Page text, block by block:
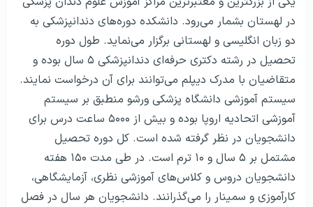
در لهستان بشمار می‌رود. دانشکده دوره‌های دندانپزشکی به
دو زبان انگلیسی و لهستانی برگزار می‌نماید. طول دوره
تحصیل در رشته دکتری حرفه‌ای دندانپزشکی ۵ سال بوده و
متقاضیان با مدرک دیپلم می‌توانند برای آن درخواست نمایند.
سیستم آموزشی دانشگاه پزشکی ورشو منطبق بر سیستم
آموزشی اتحادیه اروپا بوده و بیش از ۵۰۰۰ ساعت درس برای
دانشجویان در نظر گرفته شده است. کل دوره تحصیل
مشتمل بر ۵ سال و ۱۰ ترم است. در طی مدت ۱۵۰ هفته
دانشجویان دروس و کلاس‌های آموزشی نظری، آزمایشگاهی،
کارآموزی و سمینار را می‌گذرانند. دانشجویان هر سال در فصل